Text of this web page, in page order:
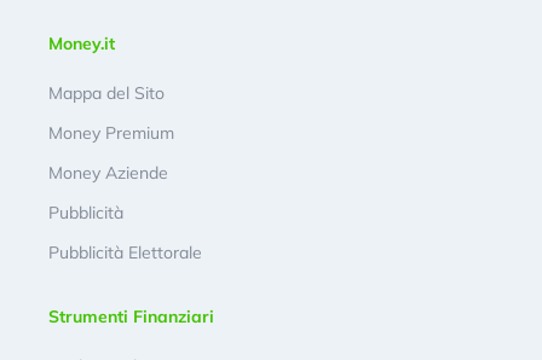
Money.it
Mappa del Sito
Money Premium
Money Aziende
Pubblicità
Pubblicità Elettorale
Strumenti Finanziari